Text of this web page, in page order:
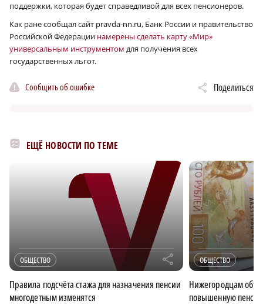
поддержки, которая будет справедливой для всех пенсионеров.
Как ране сообщал сайт pravda-nn.ru, Банк России и правительство
Российской Федерации намерены сделать карту «Мир»
универсальным инструментом для получения всех
государственных льгот.
Сообщить об ошибке Поделиться
ЕЩЁ НОВОСТИ ПО ТЕМЕ
ОБЩЕСТВО r
Правила подсчёта стажа для назначения пенсии
многодетным изменятся
ОБЩЕСТВО
Нижегородцам
повышенную